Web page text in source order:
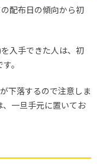
配布日の傾向から初
入手できた人は、初
。
下落するので注意しま
、一旦手元に置いてお